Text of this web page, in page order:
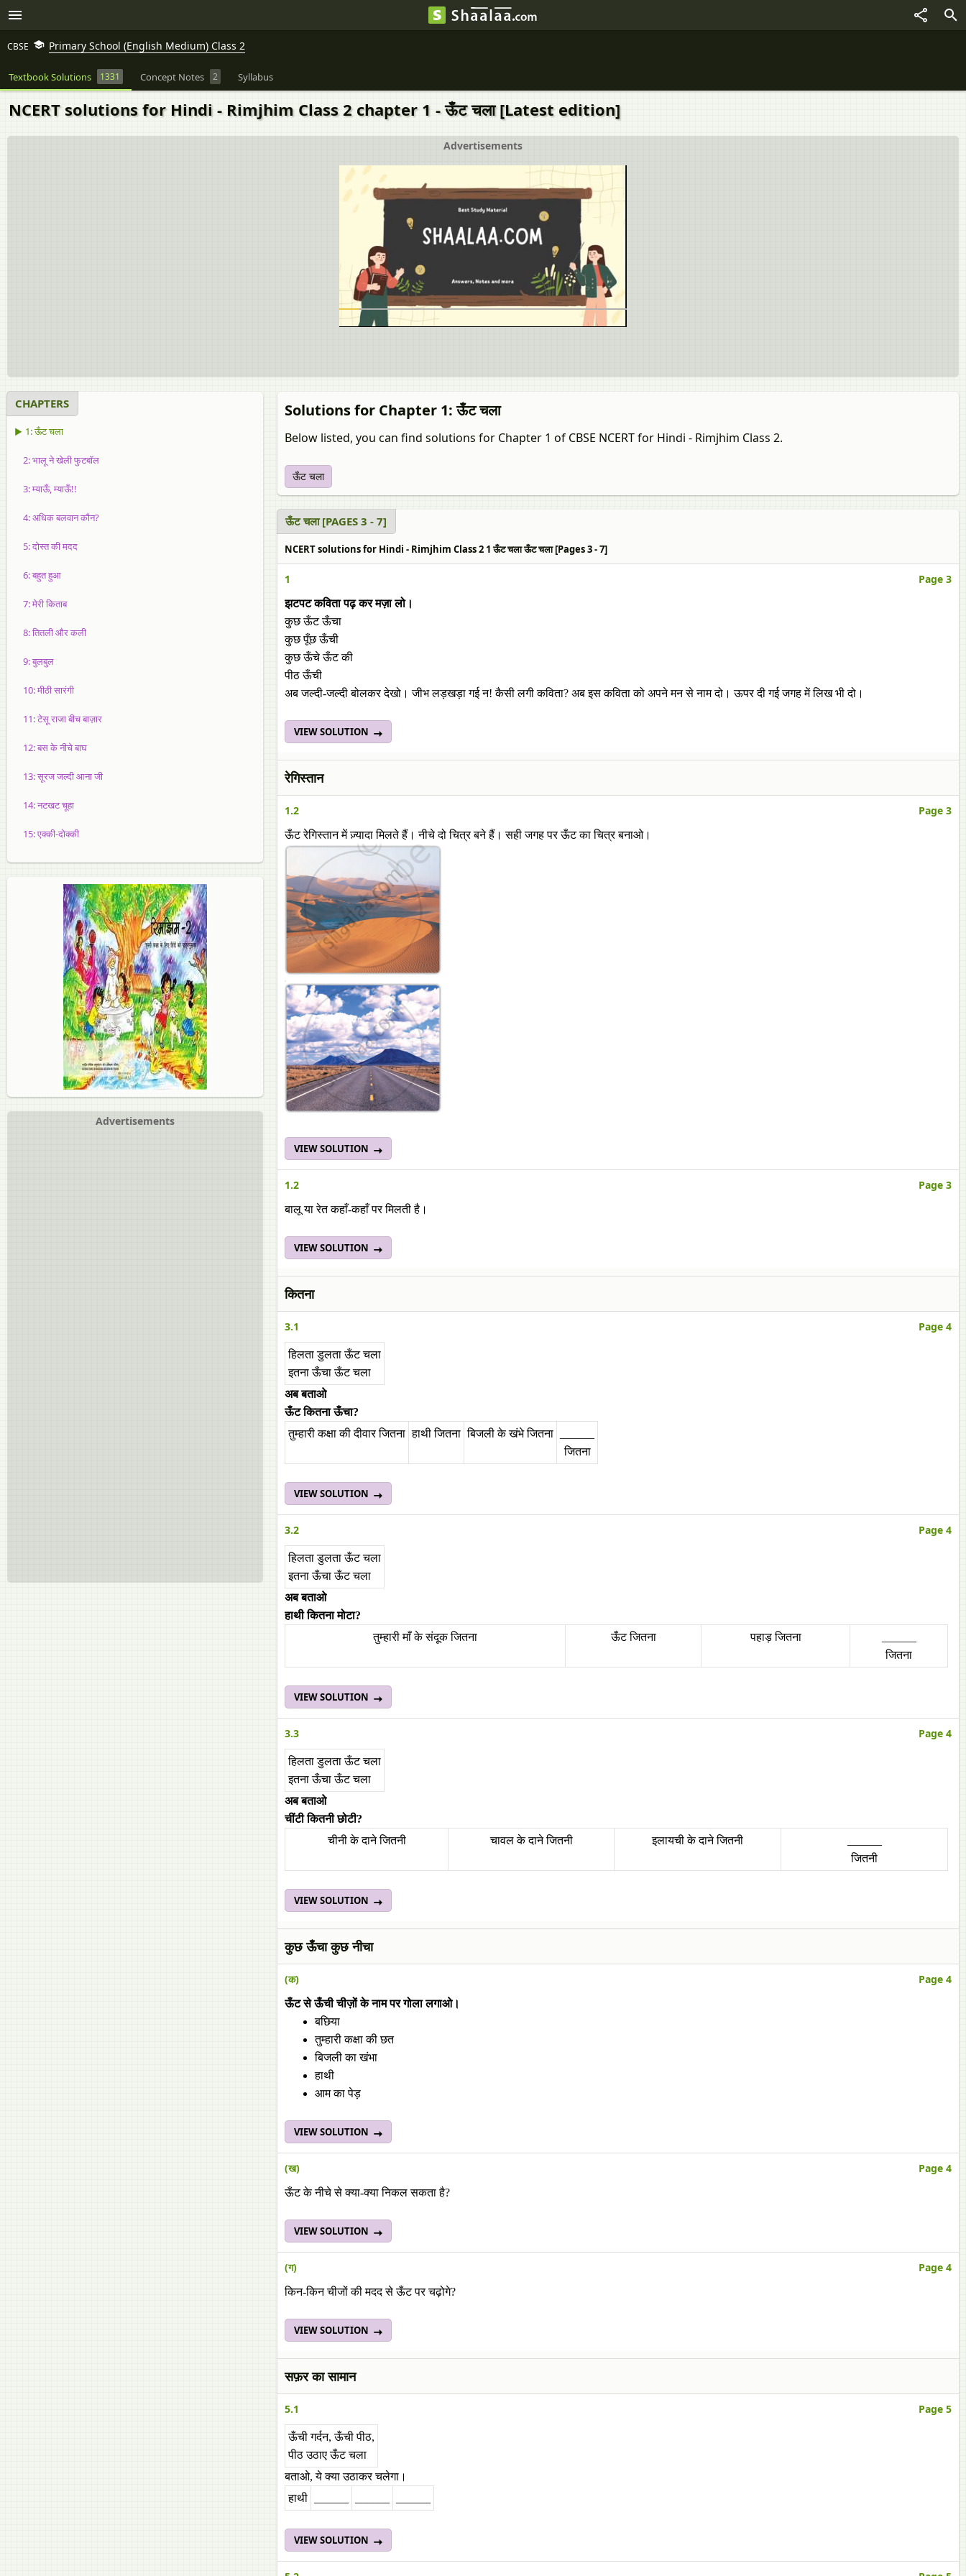
CBSE Primary School (English Medium) Class 2
Textbook Solutions 1331 Concept Notes 2 Syllabus
NCERT solutions for Hindi - Rimjhim Class 2 chapter 1 - ऊँट चला [Latest edition]
Advertisements
CHAPTERS
▶ 1: ऊँट चला
2: भालू ने खेली फुटबॉल
3: म्याऊँ, म्याऊँ!!
4: अधिक बलवान कौन?
5: दोस्त की मदद
6: बहुत हुआ
7: मेरी किताब
8: तितली और कली
9: बुलबुल
10: मीठी सारंगी
11: टेसू राजा बीच बाज़ार
12: बस के नीचे बाघ
13: सूरज जल्दी आना जी
14: नटखट चूहा
15: एक्की-दोक्की
Advertisements
Solutions for Chapter 1: ऊँट चला
Below listed, you can find solutions for Chapter 1 of CBSE NCERT for Hindi - Rimjhim Class 2.
ऊँट चला
ऊँट चला [PAGES 3 - 7]
NCERT solutions for Hindi - Rimjhim Class 2 1 ऊँट चला ऊँट चला [Pages 3 - 7]
1 Page 3
झटपट कविता पढ़ कर मज़ा लो।
कुछ ऊँट ऊँचा
कुछ पूँछ ऊँची
कुछ ऊँचे ऊँट की
पीठ ऊँची
अब जल्दी-जल्दी बोलकर देखो। जीभ लड़खड़ा गई न! कैसी लगी कविता? अब इस कविता को अपने मन से नाम दो। ऊपर दी गई जगह में लिख भी दो।
VIEW SOLUTION
रेगिस्तान
1.2 Page 3
ऊँट रेगिस्तान में ज़्यादा मिलते हैं। नीचे दो चित्र बने हैं। सही जगह पर ऊँट का चित्र बनाओ।
VIEW SOLUTION
1.2 Page 3
बालू या रेत कहाँ-कहाँ पर मिलती है।
VIEW SOLUTION
कितना
3.1 Page 4
हिलता डुलता ऊँट चला
इतना ऊँचा ऊँट चला
अब बताओ
ऊँट कितना ऊँचा?
तुम्हारी कक्षा की दीवार जितना हाथी जितना बिजली के खंभे जितना
जितना
VIEW SOLUTION
3.2 Page 4
हिलता डुलता ऊँट चला
इतना ऊँचा ऊँट चला
अब बताओ
हाथी कितना मोटा?
तुम्हारी माँ के संदूक जितना
ऊँट जितना पहाड़ जितना
जितना
VIEW SOLUTION
3.3 Page 4
हिलता डुलता ऊँट चला
इतना ऊँचा ऊँट चला
अब बताओ
चींटी कितनी छोटी?
चीनी के दाने जितनी
चावल के दाने जितनी इलायची के दाने जितनी
जितनी
VIEW SOLUTION
कुछ ऊँचा कुछ नीचा
(क) Page 4
ऊँट से ऊँची चीज़ों के नाम पर गोला लगाओ।
बछिया
तुम्हारी कक्षा की छत
बिजली का खंभा
हाथी
आम का पेड़
VIEW SOLUTION
(ख) Page 4
ऊँट के नीचे से क्या-क्या निकल सकता है?
VIEW SOLUTION
(ग) Page 4
किन-किन चीजों की मदद से ऊँट पर चढ़ोगे?
VIEW SOLUTION
सफ़र का सामान
5.1 Page 5
ऊँची गर्दन, ऊँची पीठ,
पीठ उठाए ऊँट चला
बताओ, ये क्या उठाकर चलेगा।
हाथी
VIEW SOLUTION